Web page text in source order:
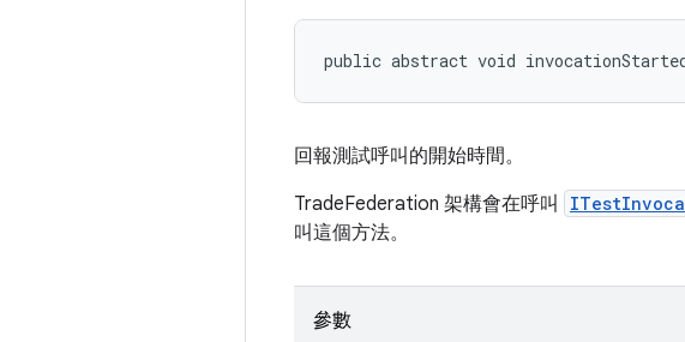
public abstract void
回報測試呼叫的開始時間。
TradeFederation 架構會在呼叫
叫這個方法。
參數